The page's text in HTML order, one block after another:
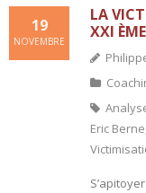
- Process
- Adapter sa
- Process Vente
- Ennéagramme
LA
XXI
19
NOVEMBRE
Eric Berne